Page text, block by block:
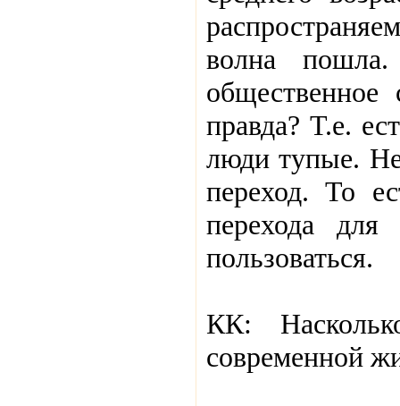
волна
правда? Т.е.
люди тупые.
переход. То
перехода
пользоваться.
КК:
современной